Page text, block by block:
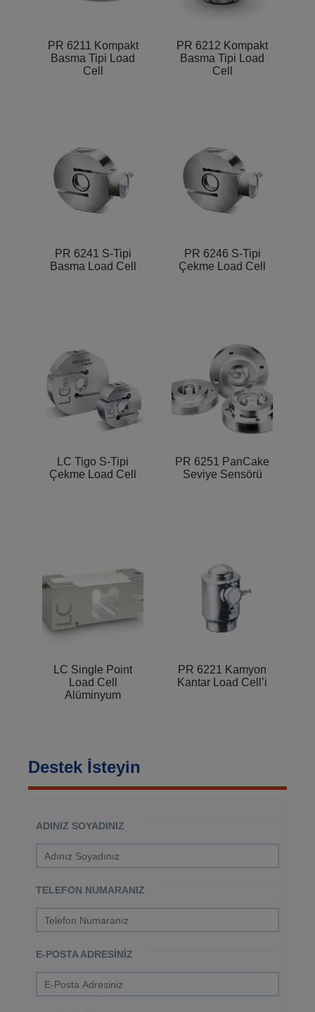
PR 6211 Kompakt
Basma Tipi Load
Cell
PR 6212 Kompakt
Basma Tipi Load
Cell
PR 6241 S-Tipi
Basma Load Cell
PR 6246 S-Tipi
Çekme Load Cell
LC Tigo S-Tipi
Çekme Load Cell
PR 6251 PanCake
Seviye Sensörü
LC Single Point
Load Cell
Alüminyum
PR 6221 Kamyon
Kantar Load Cell’i
Destek İsteyin
ADINIZ SOYADINIZ
TELEFON NUMARANIZ
E-POSTA ADRESINIZ